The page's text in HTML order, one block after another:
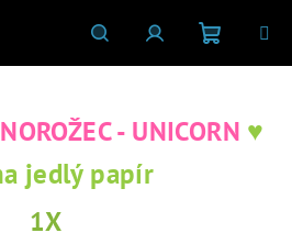
HledatPřihlášeníNákupní
košík
- UNICORN ♥
jedlý papír
1X